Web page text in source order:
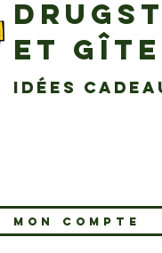
ET
idées
MON COMPTE